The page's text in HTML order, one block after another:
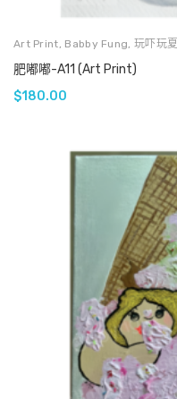
Art Print, Babby Fung, 玩吓玩夏
肥嘟嘟-A11 (Art Print)
$180.00